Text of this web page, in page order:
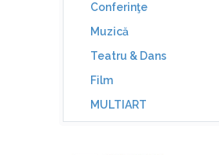
Conferinţe
Muzică
Teatru & Dans
Film
MULTIART